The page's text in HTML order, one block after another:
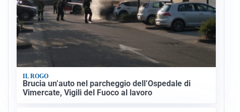
IL ROGO
Brucia un’auto nel parcheggio dell’Ospedale di
Vimercate, Vigili del Fuoco al lavoro